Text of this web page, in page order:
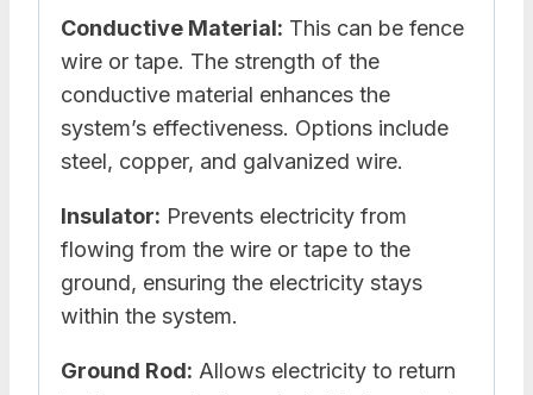
Conductive Material: This can be fence
wire or tape. The strength of the
conductive material enhances the
system’s effectiveness. Options include
steel, copper, and galvanized wire.
Insulator: Prevents electricity from
flowing from the wire or tape to the
ground, ensuring the electricity stays
within the system.
Ground Rod: Allows electricity to return